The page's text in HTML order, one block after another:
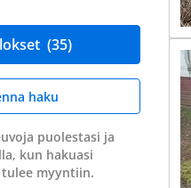
(35)
haku
puolestasi ja
kun hakuasi
tulee myyntiin.